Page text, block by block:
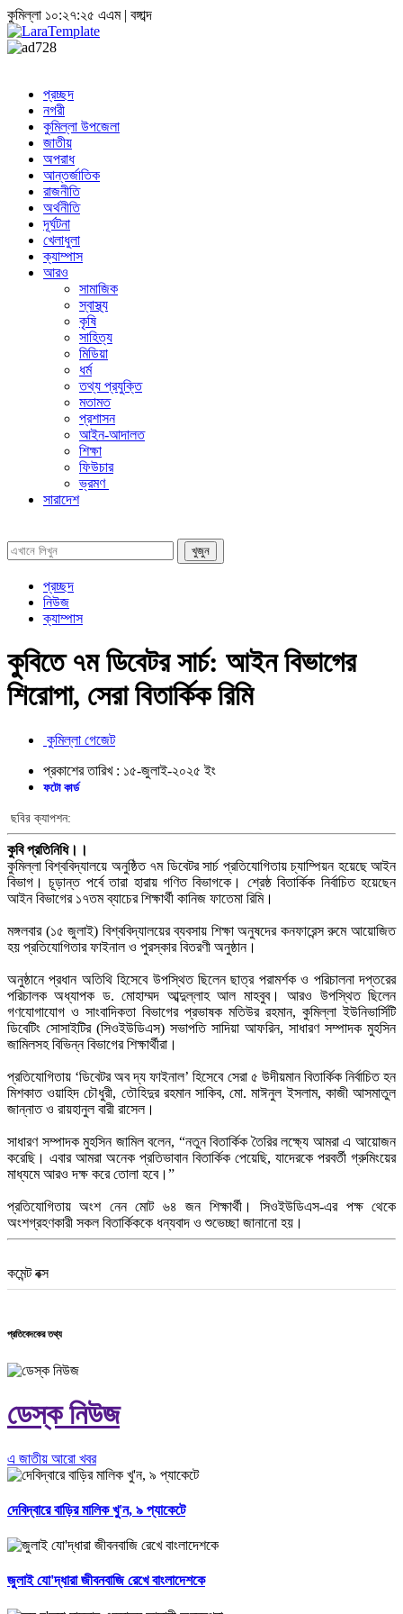
কুমিল্লা ১০:২৭:২৫ এএম| বঙ্গাব্দ
প্রচ্ছদ
নগরী
কুমিল্লা উপজেলা
জাতীয়
অপরাধ
আন্তর্জাতিক
রাজনীতি
অর্থনীতি
দূর্ঘটনা
খেলাধুলা
ক্যাম্পাস
আরও
সামাজিক
স্বাস্থ্য
কৃষি
সাহিত্য
মিডিয়া
ধর্ম
তথ্য প্রযুক্তি
মতামত
প্রশাসন
আইন-আদালত
শিক্ষা
ফিউচার
ভ্রমণ
সারাদেশ
প্রচ্ছদ
নিউজ
ক্যাম্পাস
কুবিতে ৭ম ডিবেটর সার্চ: আইন বিভাগের
শিরোপা, সেরা বিতার্কিক রিমি
কুমিল্লা গেজেট
প্রকাশের তারিখ : ১৫-জুলাই-২০২৫ ইং
ফটো কার্ড
ছবির ক্যাপশন:
কুবি প্রতিনিধি।।
কুমিল্লা বিশ্ববিদ্যালয়ে অনুষ্ঠিত ৭ম ডিবেটর সার্চ প্রতিযোগিতায় চ্যাম্পিয়ন হয়েছে আইন
বিভাগ। চূড়ান্ত পর্বে তারা হারায় গণিত বিভাগকে। শ্রেষ্ঠ বিতার্কিক নির্বাচিত হয়েছেন
আইন বিভাগের ১৭তম ব্যাচের শিক্ষার্থী কানিজ ফাতেমা রিমি।
মঙ্গলবার (১৫ জুলাই) বিশ্ববিদ্যালয়ের ব্যবসায় শিক্ষা অনুষদের কনফারেন্স রুমে আয়োজিত
হয় প্রতিযোগিতার ফাইনাল ও পুরস্কার বিতরণী অনুষ্ঠান।
অনুষ্ঠানে প্রধান অতিথি হিসেবে উপস্থিত ছিলেন ছাত্র পরামর্শক ও পরিচালনা দপ্তরের
পরিচালক অধ্যাপক ড. মোহাম্মদ আব্দুল্লাহ আল মাহবুব। আরও উপস্থিত ছিলেন
গণযোগাযোগ ও সাংবাদিকতা বিভাগের প্রভাষক মতিউর রহমান, কুমিল্লা ইউনিভার্সিটি
ডিবেটিং সোসাইটির (সিওইউডিএস) সভাপতি সাদিয়া আফরিন, সাধারণ সম্পাদক মুহসিন
জামিলসহ বিভিন্ন বিভাগের শিক্ষার্থীরা।
প্রতিযোগিতায় ‘ডিবেটর অব দ্য ফাইনাল’ হিসেবে সেরা ৫ উদীয়মান বিতার্কিক নির্বাচিত হন
মিশকাত ওয়াহিদ চৌধুরী, তৌহিদুর রহমান সাকিব, মো. মাঈনুল ইসলাম, কাজী আসমাতুল
জান্নাত ও রায়হানুল বারী রাসেল।
সাধারণ সম্পাদক মুহসিন জামিল বলেন, “নতুন বিতার্কিক তৈরির লক্ষ্যে আমরা এ আয়োজন
করেছি। এবার আমরা অনেক প্রতিভাবান বিতার্কিক পেয়েছি, যাদেরকে পরবর্তী গ্রুমিংয়ের
মাধ্যমে আরও দক্ষ করে তোলা হবে।”
প্রতিযোগিতায় অংশ নেন মোট ৬৪ জন শিক্ষার্থী। সিওইউডিএস-এর পক্ষ থেকে
অংশগ্রহণকারী সকল বিতার্কিককে ধন্যবাদ ও শুভেচ্ছা জানানো হয়।
কমেন্ট বক্স
প্রতিবেদকের তথ্য
ডেস্ক নিউজ
এ জাতীয় আরো খবর
দেবিদ্বারে বাড়ির মালিক খু'ন, ৯ প্যাকেটে
জুলাই যো'দ্ধারা জীবনবাজি রেখে বাংলাদেশকে